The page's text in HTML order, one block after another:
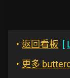
‣ 返回看板 [
‣ 更多